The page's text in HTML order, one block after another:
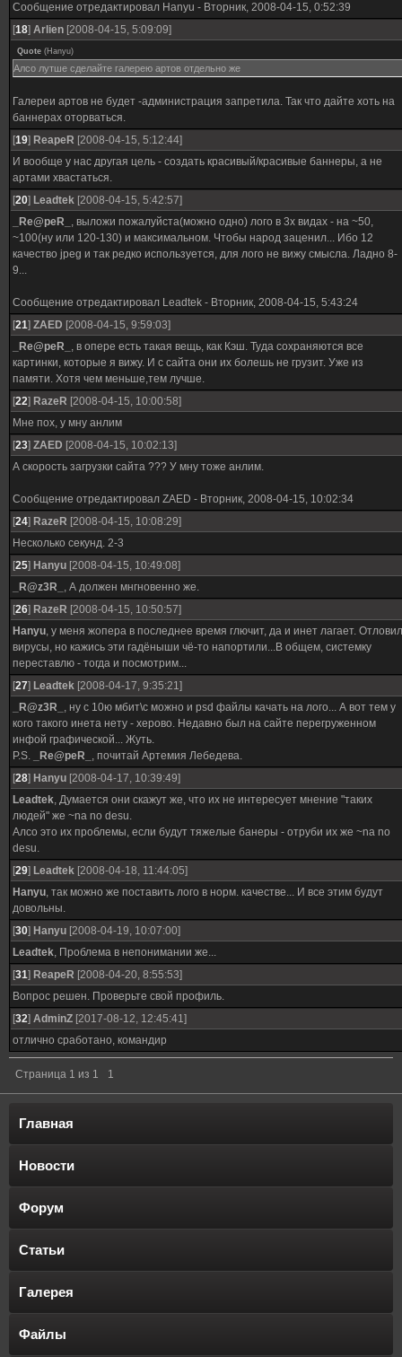
Сообщение отредактировал Hanyu - Вторник, 2008-04-15, 0:52:39
[18] Arlien [2008-04-15, 5:09:09]
Quote (Hanyu)
Алсо лутше сделайте галерею артов отдельно же
Галереи артов не будет -администрация запретила. Так что дайте хоть на
баннерах оторваться.
[19] ReapeR [2008-04-15, 5:12:44]
И вообще у нас другая цель - создать красивый/красивые баннеры, а не
артами хвастаться.
[20] Leadtek [2008-04-15, 5:42:57]
_Re@peR_ , выложи пожалуйста(можно одно) лого в 3х видах - на ~50,
~100(ну или 120-130) и максимальном. Чтобы народ заценил... Ибо 12
качество jpeg и так редко используется, для лого не вижу смысла. Ладно 8-
9...
Сообщение отредактировал Leadtek - Вторник, 2008-04-15, 5:43:24
[21] ZAED [2008-04-15, 9:59:03]
_Re@peR_ , в опере есть такая вещь, как Кэш. Туда сохраняются все
картинки, которые я вижу. И с сайта они их болешь не грузит. Уже из
памяти. Хотя чем меньше,тем лучше.
[22] RazeR [2008-04-15, 10:00:58]
Мне пох, у мну анлим
[23] ZAED [2008-04-15, 10:02:13]
А скорость загрузки сайта ??? У мну тоже анлим.
Сообщение отредактировал ZAED - Вторник, 2008-04-15, 10:02:34
[24] RazeR [2008-04-15, 10:08:29]
Несколько секунд. 2-3
[25] Hanyu [2008-04-15, 10:49:08]
_R@z3R_ , А должен мнгновенно же.
[26] RazeR [2008-04-15, 10:50:57]
Hanyu, у меня жопера в последнее время глючит, да и инет лагает. Отловил
вирусы, но кажись эти гадёныши чё-то напортили...В общем, системку
переставлю - тогда и посмотрим...
[27] Leadtek [2008-04-17, 9:35:21]
_R@z3R_ , ну с 10ю мбит\с можно и psd файлы качать на лого... А вот тем у
кого такого инета нету - херово. Недавно был на сайте перегруженном
инфой графической... Жуть.
P.S.
_Re@peR_ , почитай Артемия Лебедева.
[28] Hanyu [2008-04-17, 10:39:49]
Leadtek, Думается они скажут же, что их не интересует мнение "таких
людей" же ~na no desu.
Алсо это их проблемы, если будут тяжелые банеры - отруби их же ~na no
desu.
[29] Leadtek [2008-04-18, 11:44:05]
Hanyu, так можно же поставить лого в норм. качестве... И все этим будут
довольны.
[30] Hanyu [2008-04-19, 10:07:00]
Leadtek, Проблема в непонимании же...
[31] ReapeR [2008-04-20, 8:55:53]
Вопрос решен. Проверьте свой профиль.
[32] AdminZ [2017-08-12, 12:45:41]
отлично сработано, командир
Страница 1 из 1 1
Главная
Новости
Форум
Статьи
Галерея
Файлы